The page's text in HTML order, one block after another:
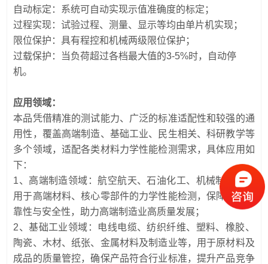
自动标定：系统可自动实现示值准确度的标定；
过程实现：试验过程、测量、显示等均由单片机实现；
限位保护：具有程控和机械两级限位保护；
过载保护：当负荷超过各档最大值的3-5%时，自动停
机。
应用领域：
本品凭借精准的测试能力、广泛的标准适配性和较强的通
用性，覆盖高端制造、基础工业、民生相关、科研教学等
多个领域，适配各类材料力学性能检测需求，具体应用如
下：
1、高端制造领域：航空航天、石油化工、机械制造等，
用于高端材料、核心零部件的力学性能检测，保障产品可
靠性与安全性，助力高端制造业高质量发展；
2、基础工业领域：电线电缆、纺织纤维、塑料、橡胶、
陶瓷、木材、纸张、金属材料及制造业等，用于原材料及
成品的质量管控，确保产品符合行业标准，提升产品竞争